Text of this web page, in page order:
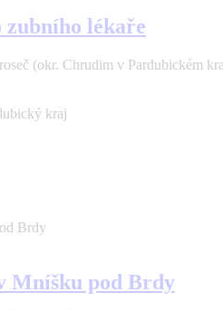
lékaře
(okr. Chrudim v Pardubickém
kraj
Mníšku pod Brdy